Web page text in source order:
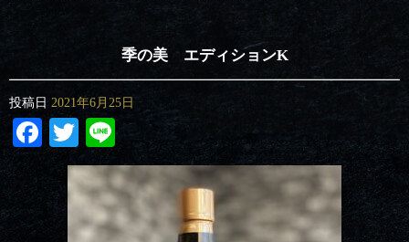
季の美 エディションK
投稿日 2021年6月25日
Facebook
Twitter
Line